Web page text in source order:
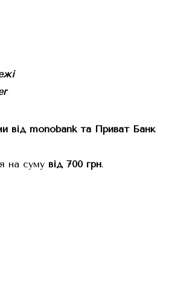
від monobank та Приват Банк
на суму від 700 грн.